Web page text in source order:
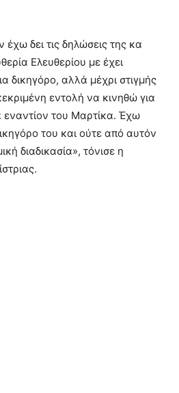
έχω δει τις δηλώσεις της κα
Ελευθερίου με έχει
δικηγόρο, αλλά μέχρι στιγμής
εντολή να κινηθώ για
εναντίον του Μαρτίκα. Έχω
του και ούτε από αυτόν
διαδικασία», τόνισε η